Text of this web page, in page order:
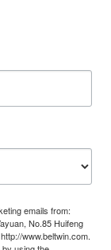
emails from:
No.85 Huifeng
www.beltwin.com.